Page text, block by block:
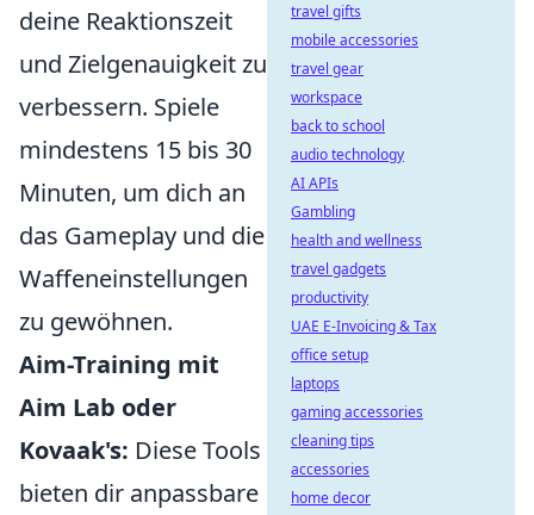
deine Reaktionszeit
und Zielgenauigkeit zu
verbessern. Spiele
mindestens 15 bis 30
Minuten, um dich an
das Gameplay und die
Waffeneinstellungen
zu gewöhnen.
Aim-Training mit
Aim Lab oder
Kovaak's: Diese Tools
bieten dir anpassbare
travel gifts
mobile accessories
travel gear
workspace
back to school
audio technology
AI APIs
Gambling
health and wellness
travel gadgets
productivity
UAE E-Invoicing & Tax
office setup
laptops
gaming accessories
cleaning tips
accessories
home decor